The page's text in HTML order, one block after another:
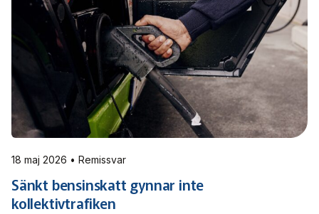
Miljö­nätverket 2022
Tillgänglighets­nätverket 2025
Tillgänglighets­nätverket 2024
Tillgänglighets­nätverket 2023
Tillgänglighets­nätverket 2022
Trafikutvecklar­nätverket 2026
Trafikutvecklar­nätverket 2025
Trafikutvecklar­nätverket 2024
Trafikutvecklar­nätverket 2023
Trygghets­nätverket
Trygghets­nätverket 2026
Trygghets­nätverket 2025
Trygghets­nätverket 2024
Trygghets­nätverket 2022
18 maj 2026 • Remissvar
Sänkt bensinskatt gynnar inte
kollektivtrafiken